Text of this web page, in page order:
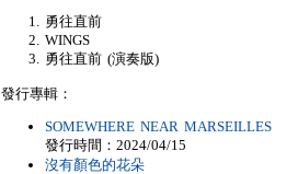
勇往直前
WINGS
勇往直前 (演奏版)
發行專輯：
SOMEWHERE NEAR MARSEILLES
發行時間：2024/04/15
沒有顏色的花朵